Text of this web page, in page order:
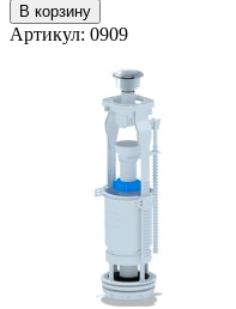
В корзину
Артикул: 0909